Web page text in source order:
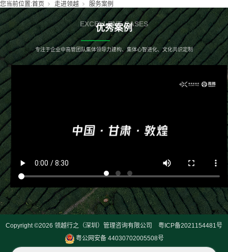
您当前位置:首页 走进领越 服务案例
EXCELLENT CASES
优秀案例
专注于企业中高管团队集体领导力建构、集体心智进化、文化共识定制
Copyright ©2026 领越行之（深圳）管理咨询有限公司
粤ICP备2021154481号
粤公网安备 44030702005508号